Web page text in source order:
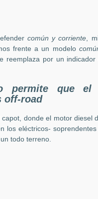
común y corriente,
frente a un modelo
reemplaza por un
permite que el
off-road
capot, donde el motor
los eléctricos-
todo terreno.